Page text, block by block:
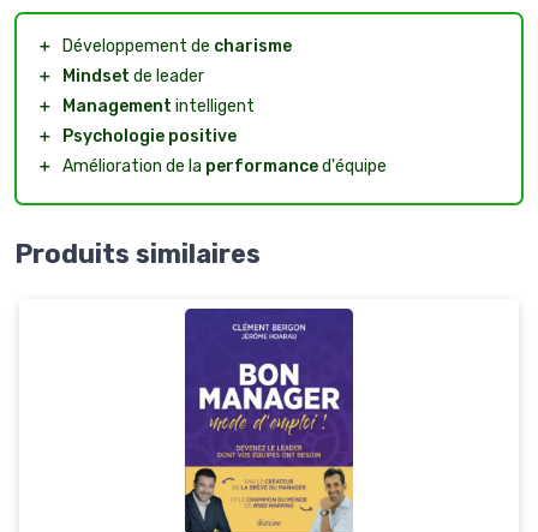
＋ Développement de charisme
＋
Mindset de leader
＋
Management intelligent
＋
Psychologie positive
＋ Amélioration de la performanced'équipe
Produits similaires